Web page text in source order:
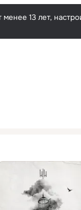
13 лет,